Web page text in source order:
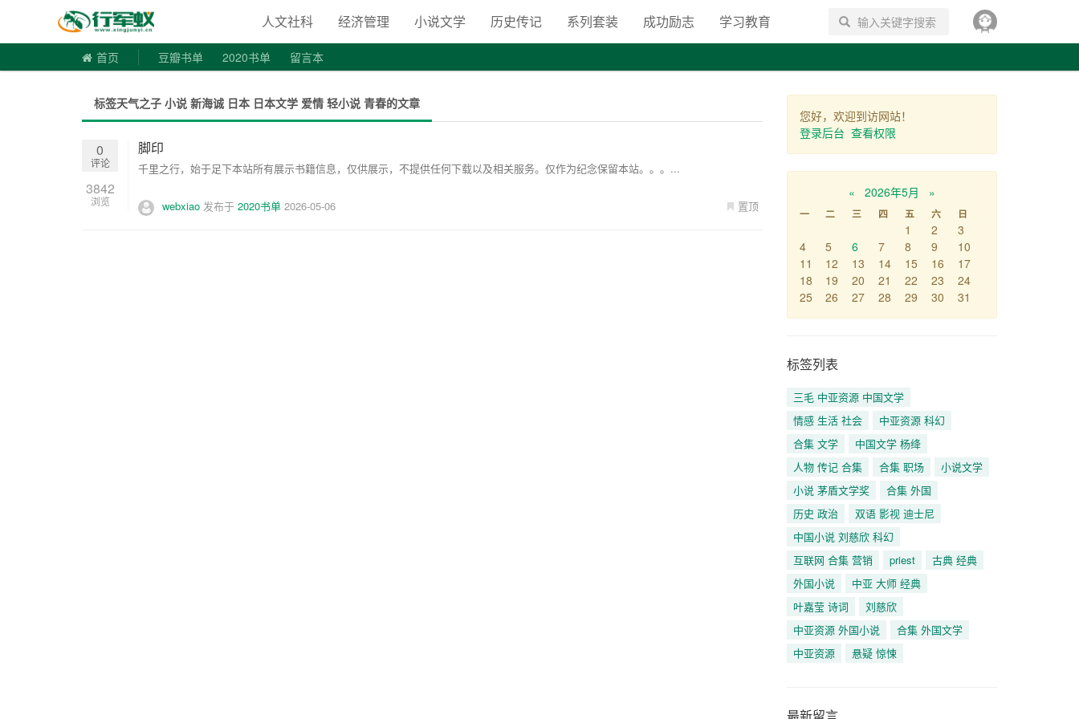
寻书令|走向自由之路
人文社科 经济管理 小说文学 历史传记 系列套装 成功励志 学习教育 搜索
首页 豆瓣书单 2020书单 留言本
标签天气之子 小说 新海诚 日本 日本文学 爱情 轻小说 青春的文章
0
评论
3842
浏览
脚印
千里之行，始于足下本站所有展示书籍信息，仅供展示，不提供任何下载以及相关服务。仅作为纪念保留本站。。。...
置顶
webxiao 发布于 2020书单 2026-05-06
您好，欢迎到访网站！
登录后台 查看权限
« 2026年5月 »
一 二 三 四 五 六 日
1 2
3
4
5 6 7 8 9
10
11
12 13 14 15 16
17
18
19 20 21 22 23
24
25
26 27 28 29 30 31
标签列表
三毛 中亚资源 中国文学
情感 生活 社会
中亚资源 科幻
合集 文学
中国文学 杨绛
人物 传记 合集
合集 职场
小说文学
小说 茅盾文学奖
合集 外国
历史 政治
双语 影视 迪士尼
中国小说 刘慈欣 科幻
互联网 合集 营销
priest
古典 经典
外国小说
中亚 大师 经典
叶嘉莹 诗词
刘慈欣
中亚资源 外国小说
合集 外国文学
中亚资源
悬疑 惊悚